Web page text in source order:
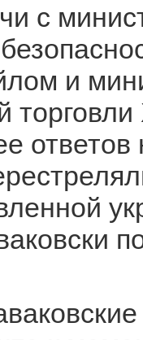
с
и
торговли
ответов